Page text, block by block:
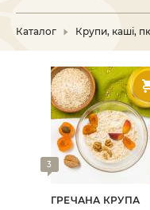
Каталог Крупи, каші,
3
ГРЕЧАНА КРУПА